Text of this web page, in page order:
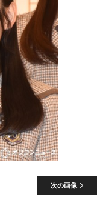
次の画像